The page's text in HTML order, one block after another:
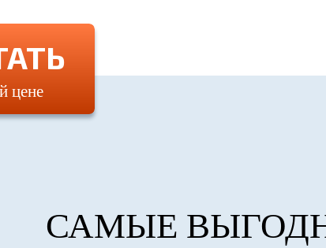
цене
САМЫЕ